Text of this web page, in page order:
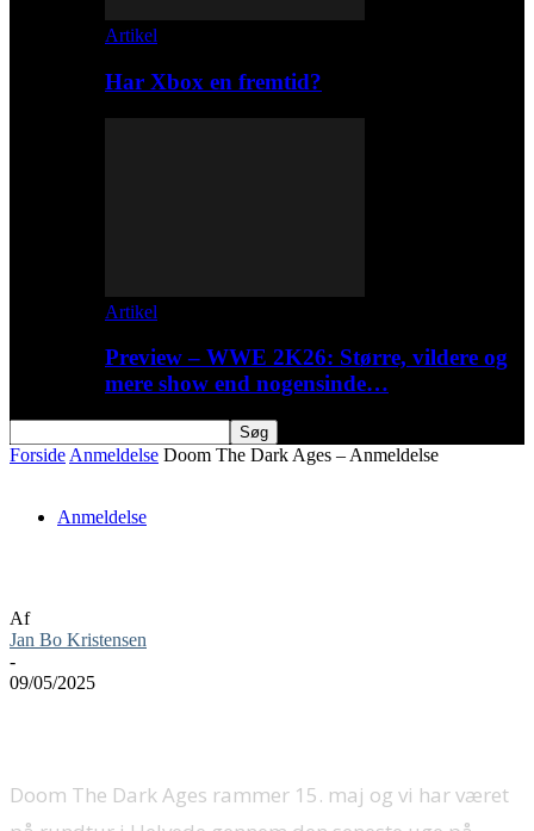
Artikel
Har Xbox en fremtid?
Artikel
Preview – WWE 2K26: Større, vildere og
mere show end nogensinde…
Forside Anmeldelse Doom The Dark Ages – Anmeldelse
Anmeldelse
Af
Jan Bo Kristensen
-
09/05/2025
Doom The Dark Ages rammer 15. maj og vi har været